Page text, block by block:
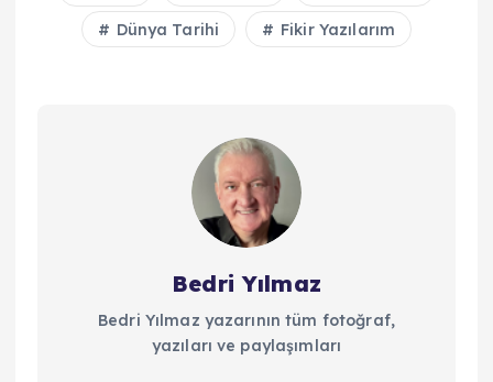
Dünya Tarihi Fikir Yazılarım
Bedri Yılmaz
Bedri Yılmaz yazarının tüm fotoğraf,
yazıları ve paylaşımları